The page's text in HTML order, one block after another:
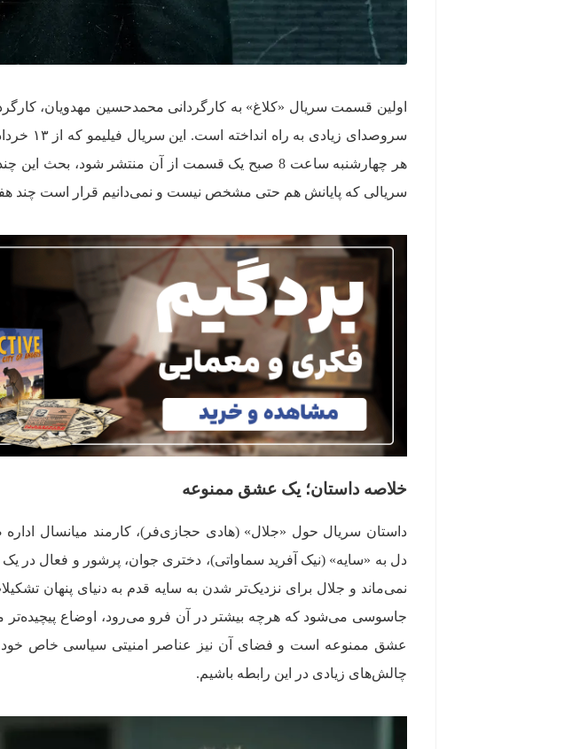
اولین قسمت سریال «کلاغ» به کارگردانی محمدحسین مهدویان،
هر چهارشنبه ساعت 8 صبح یک قسمت از آن منتشر شود،
سریالی که پایانش هم حتی مشخص نیست و نمی‌دانیم قرار است چند
خلاصه داستان؛ یک عشق ممنوعه
داستان سریال حول «جلال» (هادی حجازی‌فر)، کارمند میانسال
دل به «سایه» (نیک آفرید سماواتی)، دختری جوان، پرشور و فعال در
نمی‌ماند و جلال برای نزدیک‌تر شدن به سایه قدم به دنیای پنهان
جاسوسی می‌شود که هرچه بیشتر در آن فرو می‌رود، اوضاع پیچیده‌تر
عشق ممنوعه است و فضای آن نیز عناصر امنیتی سیاسی خاص خود
چالش‌های زیادی در این رابطه باشیم.